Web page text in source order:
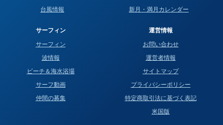
台風情報
新月・満月カレンダー
サーフィン
サーフィン
波情報
ビーチ＆海水浴場
サーフ動画
仲間の募集
運営情報
お問い合わせ
運営者情報
サイトマップ
プライバシーポリシー
特定商取引法に基づく表記
米国版